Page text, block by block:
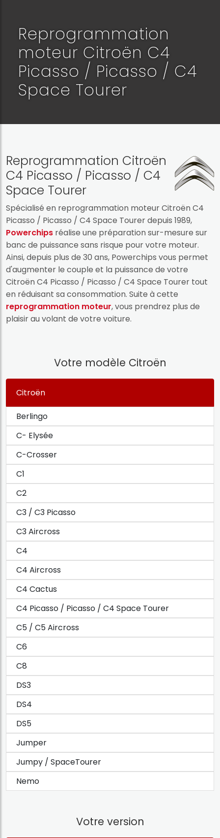
Reprogrammation
moteur Citroën C4
Picasso / Picasso / C4
Space Tourer
Reprogrammation Citroën
C4 Picasso / Picasso / C4
Space Tourer
Spécialisé en reprogrammation moteur Citroën C4
Picasso / Picasso / C4 Space Tourer depuis 1989,
Powerchips réalise une préparation sur-mesure sur
banc de puissance sans risque pour votre moteur.
Ainsi, depuis plus de 30 ans, Powerchips vous permet
d'augmenter le couple et la puissance de votre
Citroën C4 Picasso / Picasso / C4 Space Tourer tout
en réduisant sa consommation. Suite à cette
reprogrammation moteur, vous prendrez plus de
plaisir au volant de votre voiture.
Votre modèle Citroën
Citroën
Berlingo
C- Elysée
C-Crosser
C1
C2
C3 / C3 Picasso
C3 Aircross
C4
C4 Aircross
C4 Cactus
C4 Picasso / Picasso / C4 Space Tourer
C5 / C5 Aircross
C6
C8
DS3
DS4
DS5
Jumper
Jumpy / SpaceTourer
Nemo
Votre version